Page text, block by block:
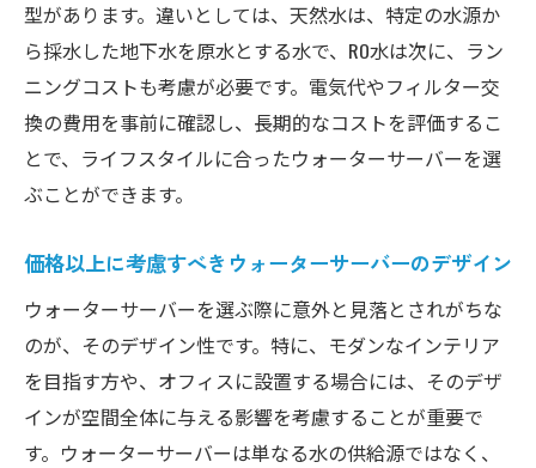
型があります。違いとしては、天然水は、特定の水源か
ら採水した地下水を原水とする水で、RO水は次に、ラン
ニングコストも考慮が必要です。電気代やフィルター交
換の費用を事前に確認し、長期的なコストを評価するこ
とで、ライフスタイルに合ったウォーターサーバーを選
ぶことができます。
価格以上に考慮すべきウォーターサーバーのデザイン
ウォーターサーバーを選ぶ際に意外と見落とされがちな
のが、そのデザイン性です。特に、モダンなインテリア
を目指す方や、オフィスに設置する場合には、そのデザ
インが空間全体に与える影響を考慮することが重要で
す。ウォーターサーバーは単なる水の供給源ではなく、